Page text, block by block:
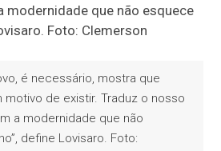
é necessário, mostra que
de existir. Traduz o nosso
a modernidade que não
define Lovisaro. Foto: